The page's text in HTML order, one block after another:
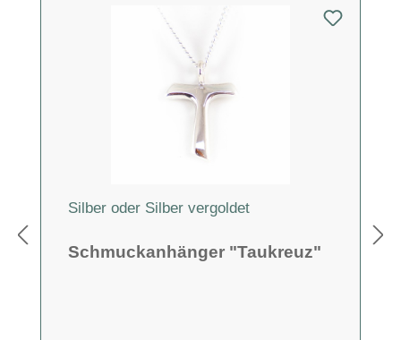
Silber oder Silber vergoldet
Schmuckanhänger "Taukreuz"